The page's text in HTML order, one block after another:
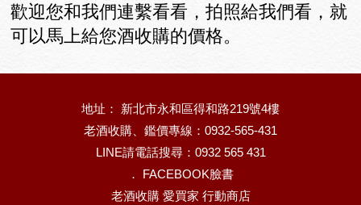
歡迎您和我們連繫看看，拍照給我們看，就
可以馬上給您酒收購的價格。
地址： 新北市永和區得和路219號4樓
老酒收購、鑑價專線：0932-565-431
LINE請電話搜尋：0932 565 431
． FACEBOOK臉書
老酒收購 愛買家 行動商店